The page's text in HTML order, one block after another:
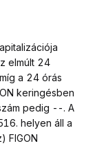
elmúlt 24
a 24 órás
keringésben
pedig --. A
helyen áll a
FIGON